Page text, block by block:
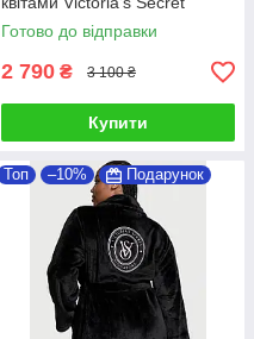
Готово до відправки
2 790 ₴ 3 100 ₴
Купити
Топ –10% Подарунок